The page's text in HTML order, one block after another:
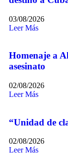
03/08/2026
Leer Más
Homenaje a
asesinato
02/08/2026
Leer Más
“Unidad de
02/08/2026
Leer Más